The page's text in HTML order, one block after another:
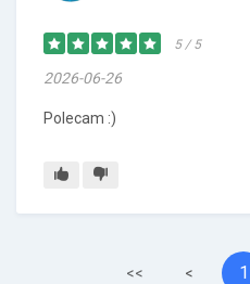
5 / 5
2026-06-26
Polecam :)
<< < 1